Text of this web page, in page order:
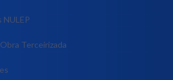
NULEP
Terceirizada